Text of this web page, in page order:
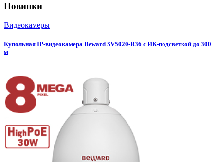
Новинки
Видеокамеры
Купольная IP-видеокамера Beward SV5020-R36 с ИК-подсветкой до 300
м